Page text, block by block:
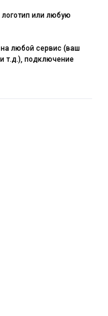
или любую
любой сервис (ваш
т.д.), подключение